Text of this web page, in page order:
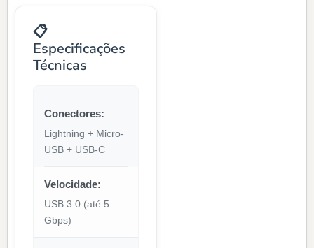
📋
Especificações
Técnicas
Conectores:
Lightning + Micro-
USB + USB-C
Velocidade:
USB 3.0 (até 5
Gbps)